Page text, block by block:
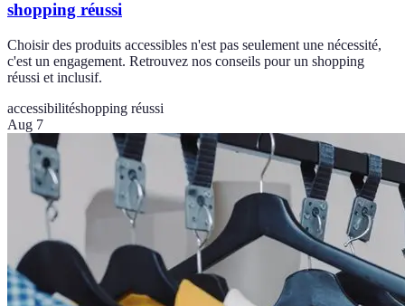
shopping réussi
Choisir des produits accessibles n'est pas seulement une nécessité,
c'est un engagement. Retrouvez nos conseils pour un shopping
réussi et inclusif.
accessibilitéshopping réussi
Aug 7